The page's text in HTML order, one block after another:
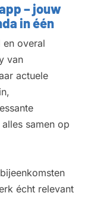
– jouw
in één
en overal
van
actuele
samen op
écht relevant